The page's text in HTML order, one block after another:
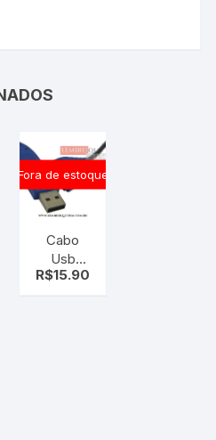
Fora de estoque
Cabo
Usb
Nokia
R$15.90